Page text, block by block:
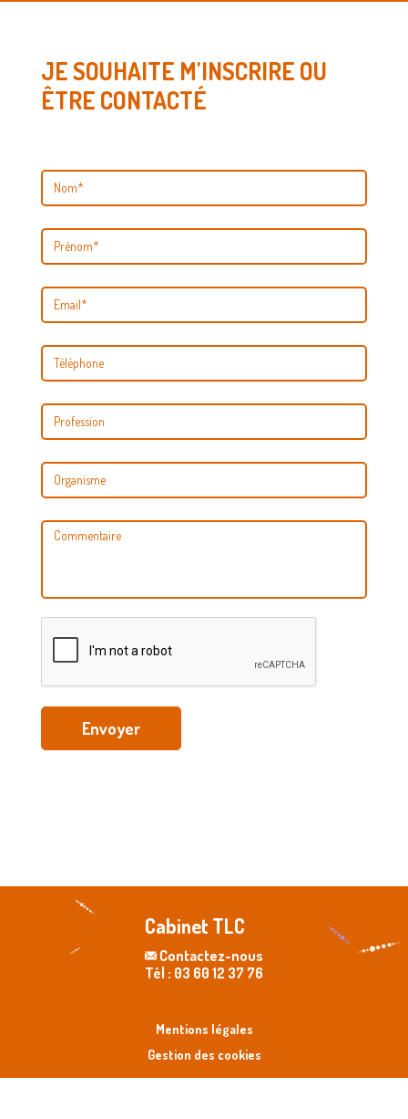
JE SOUHAITE M'INSCRIRE OU
ÊTRE CONTACTÉ
Envoyer
Cabinet TLC
Contactez-nous
Tél : 03 60 12 37 76
Mentions légales
Gestion des cookies